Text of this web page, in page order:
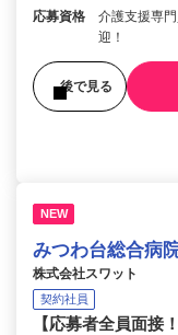
応募資格
介護支援専
迎！
後で見る
NEW
みつわ台総合病
株式会社スワット
契約社員
【応募者全員面接